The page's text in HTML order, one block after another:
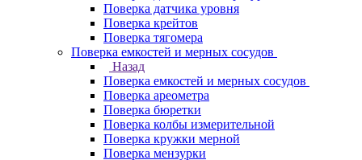
Поверка датчика уровня
Поверка крейтов
Поверка тягомера
Поверка емкостей и мерных сосудов
Назад
Поверка емкостей и мерных сосудов
Поверка ареометра
Поверка бюретки
Поверка колбы измерительной
Поверка кружки мерной
Поверка мензурки